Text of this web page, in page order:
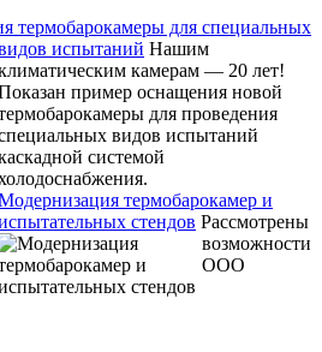
термобарокамеры для специальных
испытаний Нашим
камерам — 20 лет!
пример оснащения новой
для проведения
видов испытаний
системой
термобарокамер и
стендов Рассмотрены
возможности
ООО